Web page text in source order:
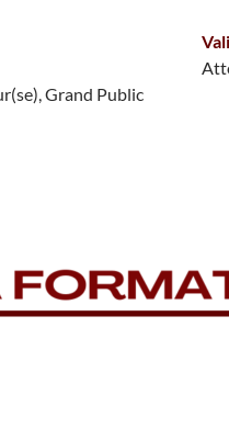
Grand Public